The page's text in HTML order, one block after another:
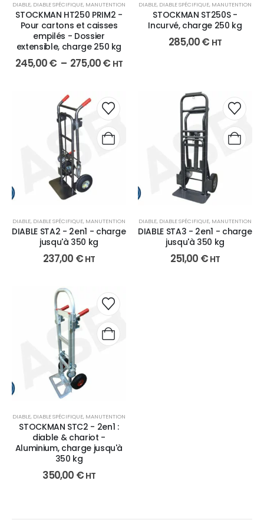
DIABLE, DIABLE SPÉCIFIQUE, MANUTENTION
STOCKMAN HT250 PRIM2 -
Pour cartons et caisses
empilés - Dossier
extensible, charge 250 kg
245,00€ – 275,00€ HT
DIABLE, DIABLE SPÉCIFIQUE, MANUTENTION
STOCKMAN ST250S -
Incurvé, charge 250 kg
285,00€ HT
DIABLE, DIABLE SPÉCIFIQUE, MANUTENTION
DIABLE STA2 - 2en1 - charge
jusqu'à 350 kg
237,00 € HT
DIABLE, DIABLE SPÉCIFIQUE, MANUTENTION
DIABLE STA3 - 2en1 - charge
jusqu'à 350 kg
251,00 € HT
DIABLE, DIABLE SPÉCIFIQUE, MANUTENTION
STOCKMAN STC2 - 2en1 :
diable & chariot -
Aluminium, charge jusqu'à
350 kg
350,00 € HT